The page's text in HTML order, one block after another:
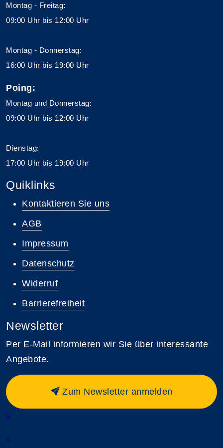
Montag - Freitag:
09:00 Uhr bis 12:00 Uhr
Montag - Donnerstag:
16:00 Uhr bis 19:00 Uhr
Poing:
Montag und Donnerstag:
09:00 Uhr bis 12:00 Uhr
Dienstag:
17:00 Uhr bis 19:00 Uhr
Quiklinks
Kontaktieren Sie uns
AGB
Impressum
Datenschutz
Widerruf
Barrierefreiheit
Newsletter
Per E-Mail informieren wir Sie über interessante
Angebote.
Zum Newsletter anmelden
a
a